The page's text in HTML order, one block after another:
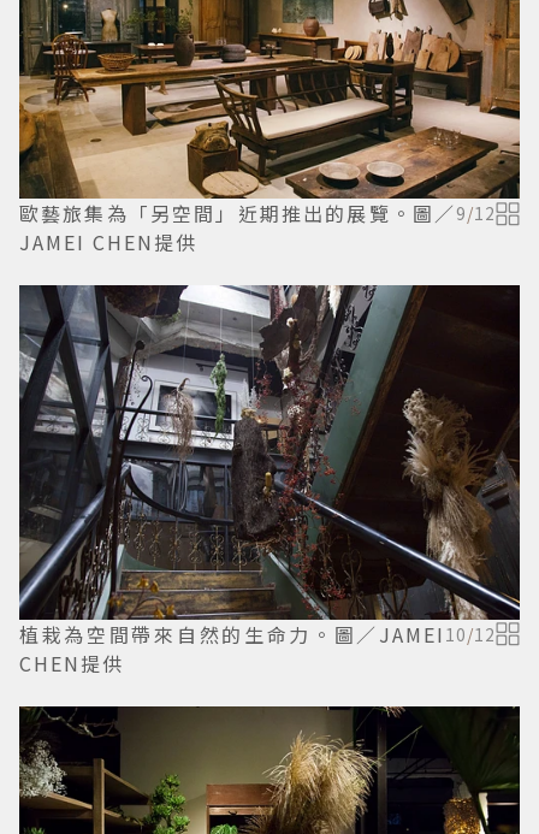
歐藝旅集為「另空間」近期推出的展覽。圖／
JAMEI CHEN提供
9/12
植栽為空間帶來自然的生命力。圖／JAMEI
CHEN提供
10/12